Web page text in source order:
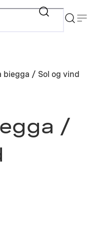
biegga / Sol og vind
/